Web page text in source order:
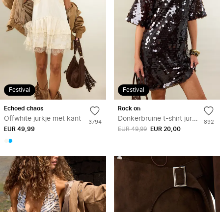
Festival
echoed chaos
Offwhite jurkje met kant
EUR 49,99
Toevoegen
verlanglijstje
Aantal
3794
Festival
rock on
Donkerbruine t-shirt jurk met sequins
EUR 49,99 EUR 20,00
Aantal
892